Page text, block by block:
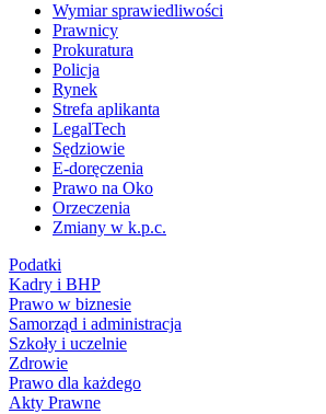
Wymiar sprawiedliwości
Prawnicy
Prokuratura
Policja
Rynek
Strefa aplikanta
LegalTech
Sędziowie
E-doręczenia
Prawo na Oko
Orzeczenia
Zmiany w k.p.c.
Podatki
Kadry i BHP
Prawo w biznesie
Samorząd i administracja
Szkoły i uczelnie
Zdrowie
Prawo dla każdego
Akty Prawne